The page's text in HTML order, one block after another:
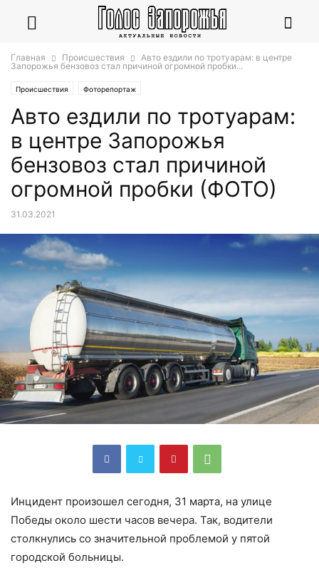
Главная Происшествия
Авто ездили по тротуарам: в центре
Запорожья бензовоз стал причиной огромной пробки...
Происшествия Фоторепортаж
Авто ездили по тротуарам:
в центре Запорожья
бензовоз стал причиной
огромной пробки (ФОТО)
31.03.2021
Инцидент произошел сегодня, 31 марта, на улице
Победы около шести часов вечера. Так, водители
столкнулись со значительной проблемой у пятой
городской больницы.